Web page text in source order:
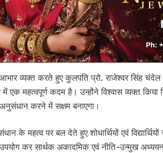
व्यक्त करते हुए कुलपति प्रो. राजेश्वर सिंह चंदेल
एक महत्वपूर्ण कदम है। उन्होंने विश्वास व्यक्त किया
करने में सक्षम बनाएगा।
के महत्व पर बल देते हुए शोधार्थियों एवं
कर सार्थक अकादमिक एवं नीति-उन्मुख